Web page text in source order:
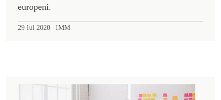
europeni.
29 Iul 2020 | IMM